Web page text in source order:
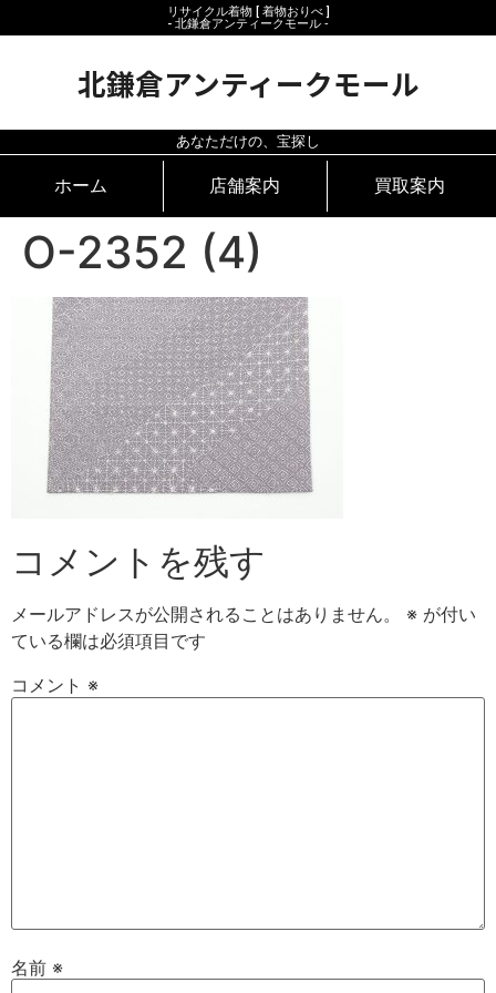
リサイクル着物 [ 着物おりべ ]
- 北鎌倉アンティークモール ‐
北鎌倉アンティークモール
あなただけの、宝探し
ホーム 店舗案内 買取案内
O-2352 (4)
コメントを残す
メールアドレスが公開されることはありません。 ※ が付い
ている欄は必須項目です
コメント ※
名前 ※